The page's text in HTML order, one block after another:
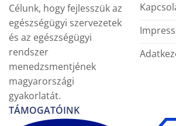
Célunk, hogy fejlesszük az
egészségügyi szervezetek
és az egészségügyi
rendszer
menedzsmentjének
magyarországi
gyakorlatát.
TÁMOGATÓINK